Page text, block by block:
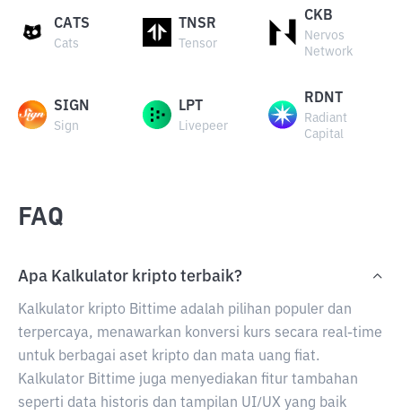
CATS
Cats
TNSR
Tensor
CKB
Nervos
Network
SIGN
Sign
LPT
Livepeer
RDNT
Radiant
Capital
FAQ
Apa Kalkulator kripto terbaik?
Kalkulator kripto Bittime adalah pilihan populer dan
terpercaya, menawarkan konversi kurs secara real-time
untuk berbagai aset kripto dan mata uang fiat.
Kalkulator Bittime juga menyediakan fitur tambahan
seperti data historis dan tampilan UI/UX yang baik